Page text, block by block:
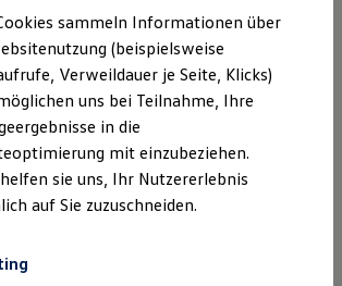
Gewinn
Tutorials
EVERY1
sammeln Informationen über
(beispielsweise
Verweildauer je Seite, Klicks)
uns bei Teilnahme, Ihre
in die
mit einzubeziehen.
sie uns, Ihr Nutzererlebnis
auf Sie zuzuschneiden.